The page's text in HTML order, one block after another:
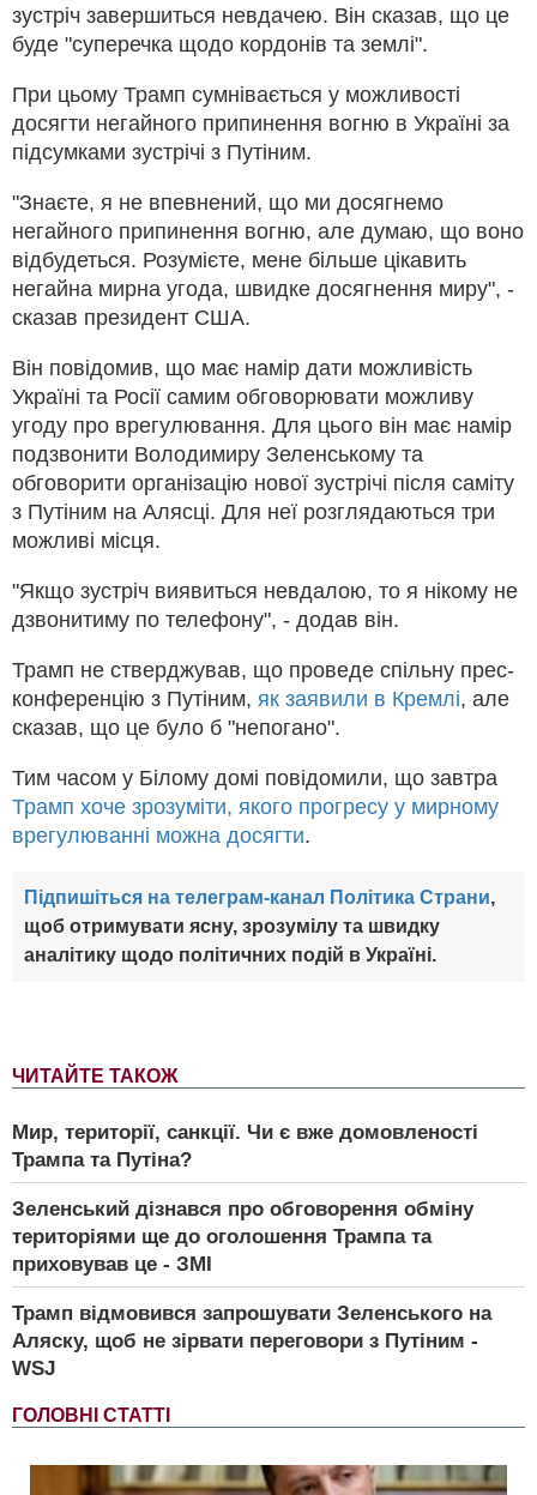
ЧИТАЙТЕ ТАКОЖ
Мир, території, санкції. Чи є вже домовленості
Трампа та Путіна?
Зеленський дізнався про обговорення обміну
територіями ще до оголошення Трампа та
приховував це - ЗМІ
Трамп відмовився запрошувати Зеленського на
Аляску, щоб не зірвати переговори з Путіним -
WSJ
зустріч завершиться невдачею. Він сказав, що це
буде "суперечка щодо кордонів та землі".
При цьому Трамп сумнівається у можливості
досягти негайного припинення вогню в Україні за
підсумками зустрічі з Путіним.
"Знаєте, я не впевнений, що ми досягнемо
негайного припинення вогню, але думаю, що воно
відбудеться. Розумієте, мене більше цікавить
негайна мирна угода, швидке досягнення миру", -
сказав президент США.
Він повідомив, що має намір дати можливість
Україні та Росії самим обговорювати можливу
угоду про врегулювання. Для цього він має намір
подзвонити Володимиру Зеленському та
обговорити організацію нової зустрічі після саміту
з Путіним на Алясці. Для неї розглядаються три
можливі місця.
"Якщо зустріч виявиться невдалою, то я нікому не
дзвонитиму по телефону", - додав він.
Трамп не стверджував, що проведе спільну прес-
конференцію з Путіним, як заявили в Кремлі, але
сказав, що це було б "непогано".
Тим часом у Білому домі повідомили, що завтра
Трамп хоче зрозуміти, якого прогресу у мирному
врегулюванні можна досягти.
Підпишіться на телеграм-канал Політика Страни,
щоб отримувати ясну, зрозумілу та швидку
аналітику щодо політичних подій в Україні.
ГОЛОВНІ СТАТТІ